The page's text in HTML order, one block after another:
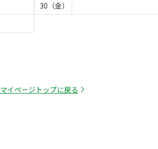
30（金）
マイページトップに戻る